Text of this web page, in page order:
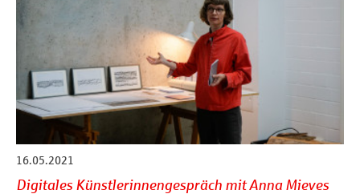
16.05.2021
Digitales Künstlerinnengespräch mit Anna Mieves